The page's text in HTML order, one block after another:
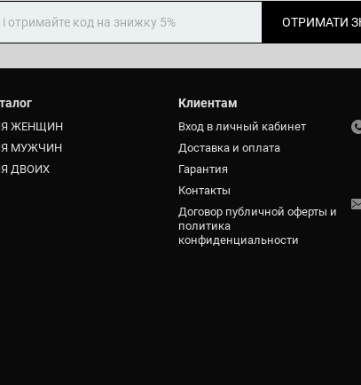
ОТРИМАТИ
ЖЕНЩИН
МУЖЧИН
ДВОИХ
Клиентам
Вход в личный кабинет
Доставка и оплата
Гарантия
Контакты
Договор публичной оферты и
политика
конфиденциальности